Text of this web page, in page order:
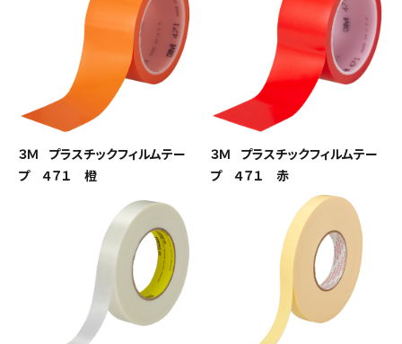
３Ｍ プラスチックフィルムテー
プ ４７１ 橙
３Ｍ プラスチックフィルムテー
プ ４７１ 赤